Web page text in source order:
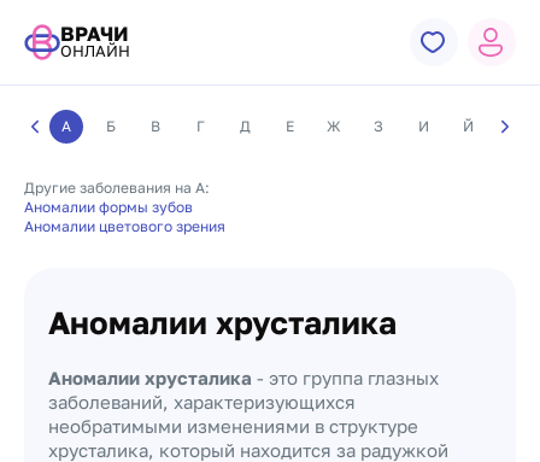
ВРАЧИ
ОНЛАЙН
А Б В Г Д Е Ж З И Й К
Другие заболевания на А:
Аномалии формы зубов
Аномалии цветового зрения
Аномалии хрусталика
Аномалии хрусталика - это группа глазных
заболеваний, характеризующихся
необратимыми изменениями в структуре
хрусталика, который находится за радужкой